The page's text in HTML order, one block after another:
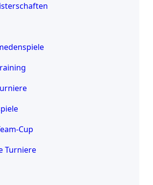
Cup
Turniere